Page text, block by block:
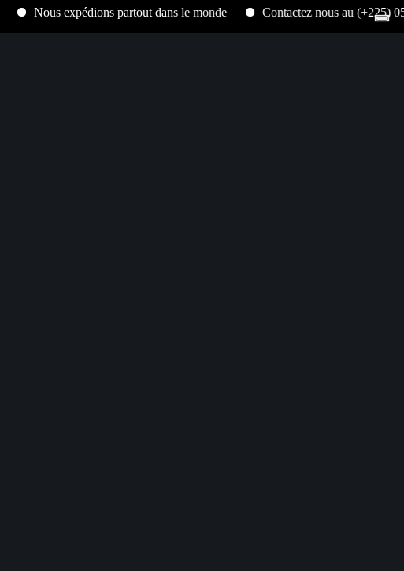
expédions partout dans le monde
Contactez nous au (+225) 05 86 00